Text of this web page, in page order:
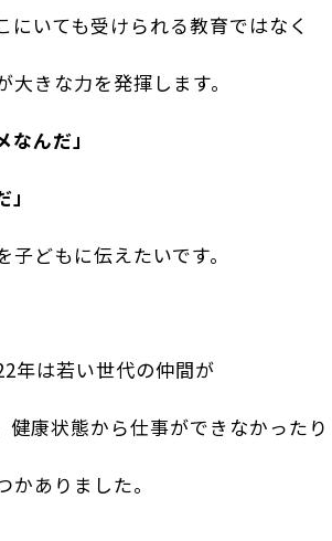
にいても受けられる教育ではなく
きな力を発揮します。
なんだ」
どもに伝えたいです。
年は若い世代の仲間が
健康状態から仕事ができなかったり
ありました。